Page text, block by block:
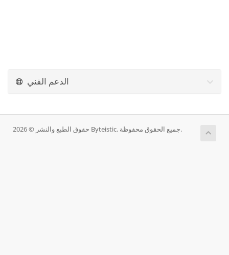
الدعم الفني
حقوق الطبع والنشر © 2026 Byteistic. جميع الحقوق محفوظة.